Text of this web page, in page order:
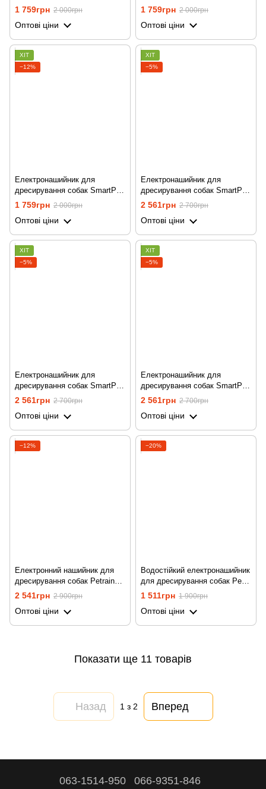
DTC-500 водостійкий, до 500
метрів, червоний
1 759грн 2 000грн
Оптові ціни
DTC-500 водостійкий, до 500
метрів, Чорний
1 759грн 2 000грн
Оптові ціни
ХІТ
−12%
Електронашийник для
дресирування собак SmartPet
DTC-500, водостійкий, до 500
метрів, Помаранчевий
1 759грн 2 000грн
Оптові ціни
ХІТ
−5%
Електронашийник для
дресирування собак SmartPet
DTC-500, з 2-ма нашийниками,
водостійкий, до 500 метрів,
червоний
2 561грн 2 700грн
Оптові ціни
ХІТ
−5%
Електронашийник для
дресирування собак SmartPet
DTC-500, з 2-ма нашийниками,
водостійкий, до 500 метрів,
чорний
2 561грн 2 700грн
Оптові ціни
ХІТ
−5%
Електронашийник для
дресирування собак SmartPet
DTC-500, з двома
нашийниками, водостійкий, до
500 метрів, помаранчевий
2 561грн 2 700грн
Оптові ціни
−12%
Електронний нашийник для
дресирування собак Petrainer
998DB, з двома
електронашийниками
2 541грн 2 900грн
Оптові ціни
−20%
Водостійкий електронашийник
для дресирування собак Pet
998DR, з 1-ма нашийником
1 511грн 1 900грн
Оптові ціни
Показати ще 11 товарів
Назад 1з 2 Вперед
063-1514-950 066-9351-846